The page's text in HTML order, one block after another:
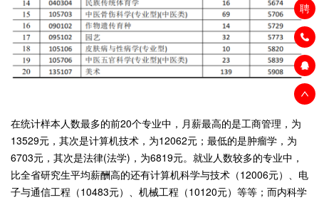
聘
在统计样本人数最多的前20个专业中，月薪最高的是工商管理，为
13529元，其次是计算机技术，为12062元；最低的是肿瘤学，为
6703元，其次是法律(法学)，为6819元。就业人数较多的专业中，
比全省研究生平均薪酬高的还有计算机科学与技术（12006元）、电
子与通信工程（10483元）、机械工程（10120元）等等；而内科学